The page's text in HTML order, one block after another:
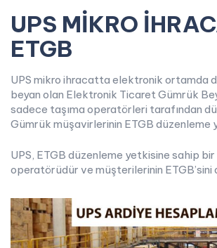
UPS MİKRO
ETGB
UPS mikro ihracatta elektronik ortamda
beyan olan Elektronik Ticaret Gümrük
sadece taşıma operatörleri tarafından
Gümrük müşavirlerinin ETGB düzenleme
UPS, ETGB düzenleme yetkisine sahip bir
operatörüdür ve müşterilerinin ETGB’sini